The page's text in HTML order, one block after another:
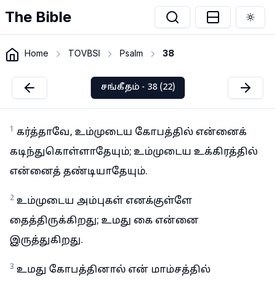
The Bible
Home TOVBSI Psalm 38
சங்கீதம் - 38 (22)
1 கர்த்தாவே, உம்முடைய கோபத்தில் என்னைக்
கடிந்துகொள்ளாதேயும்; உம்முடைய உக்கிரத்தில்
என்னைத் தண்டியாதேயும்.
2 உம்முடைய அம்புகள் எனக்குள்ளே
தைத்திருக்கிறது; உமது கை என்னை
இருத்துகிறது.
3 உமது கோபத்தினால் என் மாம்சத்தில்